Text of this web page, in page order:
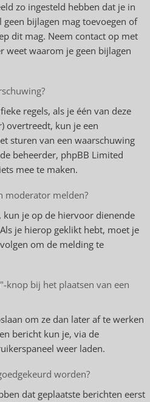
zo ingesteld hebben dat je in
bijlagen mag toevoegen of
dit mag. Neem contact op met
weet waarom je geen bijlagen
regels, als je één van deze
overtreedt, kun je een
sturen van een waarschuwing
beheerder, phpBB Limited
mee te maken.
moderator melden?
kun je op de hiervoor dienende
je hierop geklikt hebt, moet je
om de melding te
knop bij het plaatsen van een
om ze dan later af te werken
bericht kun je, via de
weer laden.
worden?
dat geplaatste berichten eerst